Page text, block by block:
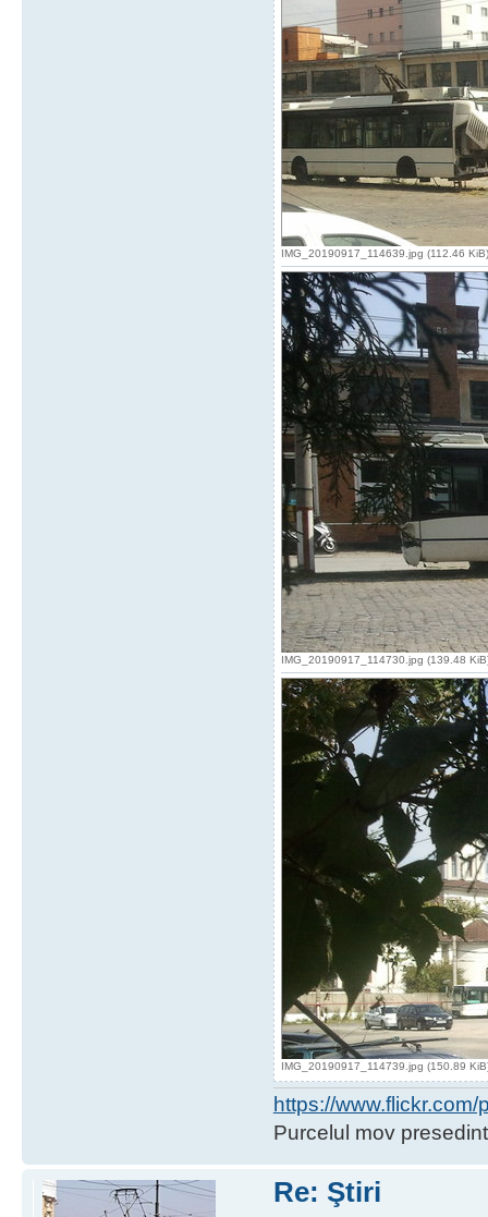
IMG_20190917_114639.jpg (112.46
IMG_20190917_114730.jpg (139.48
IMG_20190917_114739.jpg (150.89
https://
Purcelul mov
Re: Ştiri